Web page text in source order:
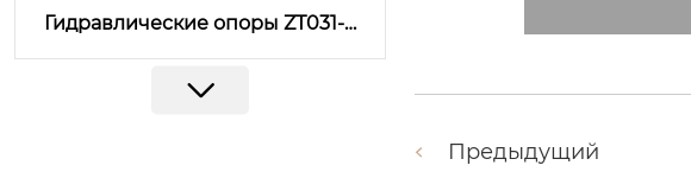
Гидравлические опоры ZT031-4
Предыдущий